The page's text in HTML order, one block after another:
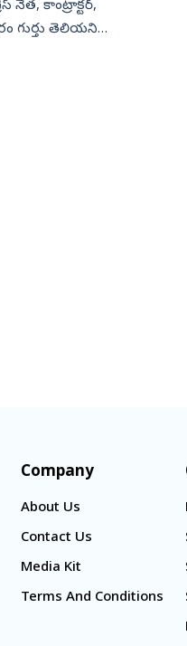
కాంట్రాక్టర్‌,
గుర్తు తెలియని
Company
About Us
Contact Us
Media Kit
Terms And Conditions